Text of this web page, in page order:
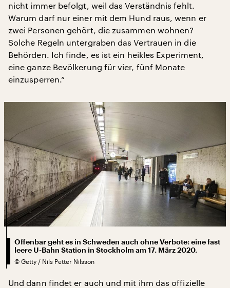
nicht immer befolgt, weil das Verständnis fehlt.
Warum darf nur einer mit dem Hund raus, wenn er
zwei Personen gehört, die zusammen wohnen?
Solche Regeln untergraben das Vertrauen in die
Behörden. Ich finde, es ist ein heikles Experiment,
eine ganze Bevölkerung für vier, fünf Monate
einzusperren.“
Offenbar geht es in Schweden auch ohne Verbote: eine fast
leere U-Bahn Station in Stockholm am 17. März 2020.
© Getty / Nils Petter Nilsson
Und dann findet er auch und mit ihm das offizielle